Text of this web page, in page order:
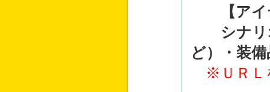
【アイテ
シナリオ
ど）・装
※ＵＲＬ